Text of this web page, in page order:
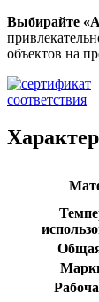
Выбирайте
объектов на